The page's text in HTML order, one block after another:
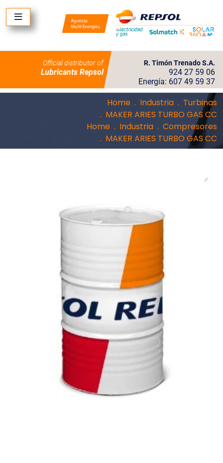
Official distributor of
Lubricants Repsol
R. Timón Trenado S.A.
924 27 59 06
Energía: 607 49 59 37
Home Industria
Turbinas
MAKER ARIES TURBO GAS CC
Home
Industria
Compresores
MAKER ARIES TURBO GAS CC